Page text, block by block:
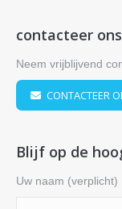
contacteer ons
Neem vrijblijvend
CONTACTEER
Blijf op de
Uw naam (verplicht)